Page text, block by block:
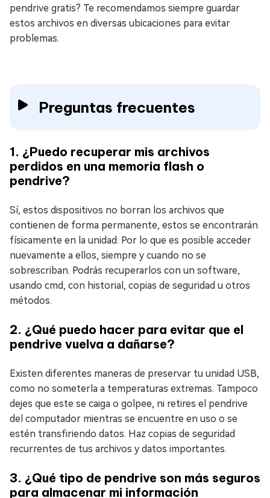
pendrive gratis? Te recomendamos siempre guardar
estos archivos en diversas ubicaciones para evitar
problemas.
Preguntas frecuentes
1. ¿Puedo recuperar mis archivos
perdidos en una memoria flash o
pendrive?
Sí, estos dispositivos no borran los archivos que
contienen de forma permanente, estos se encontrarán
físicamente en la unidad. Por lo que es posible acceder
nuevamente a ellos, siempre y cuando no se
sobrescriban. Podrás recuperarlos con un software,
usando cmd, con historial, copias de seguridad u otros
métodos.
2. ¿Qué puedo hacer para evitar que el
pendrive vuelva a dañarse?
Existen diferentes maneras de preservar tu unidad USB,
como no someterla a temperaturas extremas. Tampoco
dejes que este se caiga o golpee, ni retires el pendrive
del computador mientras se encuentre en uso o se
estén transfiriendo datos. Haz copias de seguridad
recurrentes de tus archivos y datos importantes.
3. ¿Qué tipo de pendrive son más seguros
para almacenar mi información